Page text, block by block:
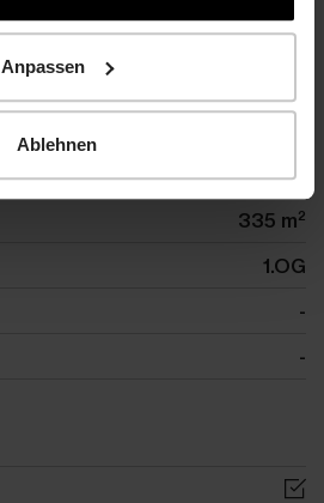
Anpassen
Ablehnen
117f97b0-b23e-41fe-9a97-
335 m2
1.OG
-
-